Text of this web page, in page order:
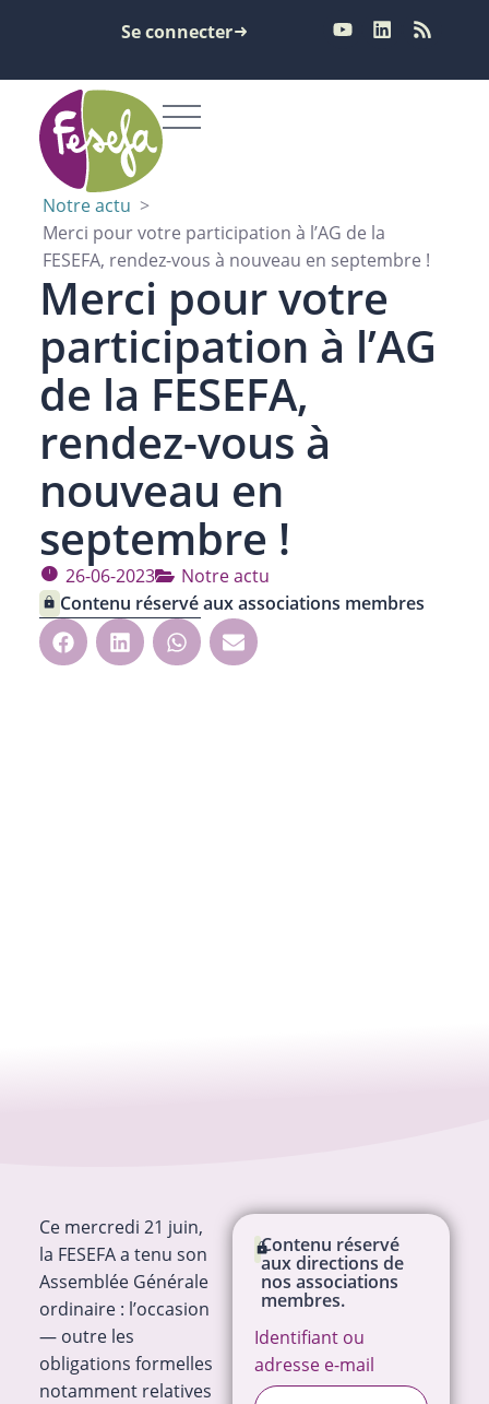
Se connecter
Notre actu >
Merci pour votre participation à l’AG de la
FESEFA, rendez-vous à nouveau en septembre !
Merci pour votre
participation à l’AG
de la FESEFA,
rendez-vous à
nouveau en
septembre !
26-06-2023
Notre actu
Contenu réservé aux associations membres
Ce mercredi 21 juin,
la FESEFA a tenu son
Assemblée Générale
ordinaire : l’occasion
— outre les
obligations formelles
notamment relatives
Contenu réservé
aux directions de
nos associations
membres.
Identifiant ou
adresse e-mail